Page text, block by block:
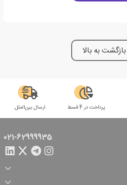
بازگشت به بالا
پرداخت در 4 قسط ارسال بین‌الملل
021-62999935